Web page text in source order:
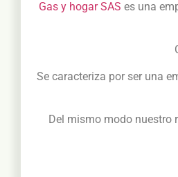
Gas y hogar SAS es una
Se caracteriza por ser una
Del mismo modo nuestro